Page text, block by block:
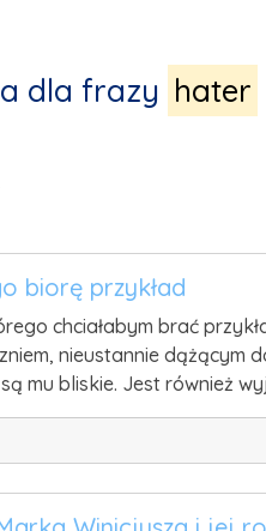
dla frazy hater
biorę przykład
chciałabym brać
nieustannie dążącym
mu bliskie. Jest również